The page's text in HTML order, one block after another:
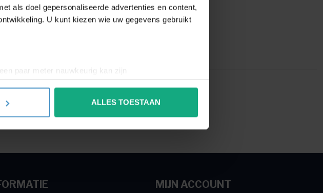
als doel gepersonaliseerde advertenties en content,
U kunt kiezen wie uw gegevens gebruikt
paar meter nauwkeurig kan zijn
eigenschappen (fingerprinting)
ALLES TOESTAAN
Toon 1 - 1 van 1
MIJN ACCOUNT